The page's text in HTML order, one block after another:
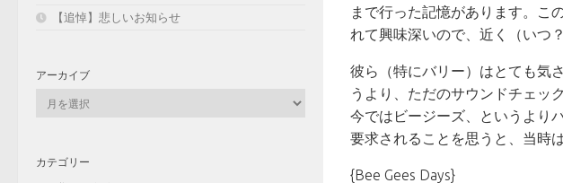
まで行った記憶があります。こ
れて興味深いので、近く（いつ
彼ら（特にバリー）はとても気
うより、ただのサウンドチェッ
今ではビージーズ、というより
要求されることを思うと、当時
{Bee Gees Days}
【追悼】悲しいお知らせ
アーカイブ
ブ
カテゴリー